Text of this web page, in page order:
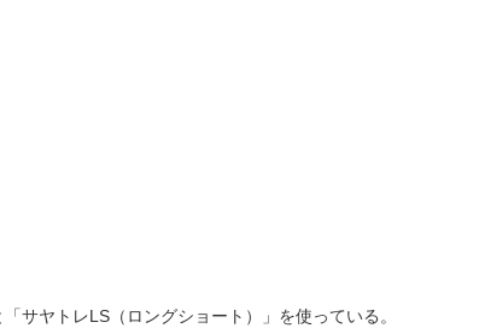
サヤトレLS（ロングショート）」を使っている。